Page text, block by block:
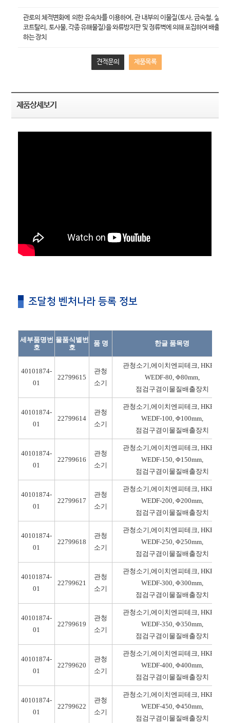
관로의 체적변화에 의한 유속차를 이용하여, 관 내부의 이물질(토사, 금속철, 실
코트탈리, 토사물, 각종 유해물질)을 와류방지판 및 정류벽에 의해 포집하여 배출
하는 장치
견적문의 제품목록
제품상세보기
조달청 벤처나라 등록 정보
세부품명번
호
물품식별번
호
품 명 한글 품목명
40101874-
01
22799615
관청
소기
관청소기,에이치엔피테크, HKP-S-
WEDF-80, Φ80mm,
점검구겸이물질배출장치
40101874-
01
22799614
관청
소기
관청소기,에이치엔피테크, HKP-S-
WEDF-100, Φ100mm,
점검구겸이물질배출장치
40101874-
01
22799616
관청
소기
관청소기,에이치엔피테크, HKP-S-
WEDF-150, Φ150mm,
점검구겸이물질배출장치
40101874-
01
22799617
관청
소기
관청소기,에이치엔피테크, HKP-S-
WEDF-200, Φ200mm,
점검구겸이물질배출장치
40101874-
01
22799618
관청
소기
관청소기,에이치엔피테크, HKP-S-
WEDF-250, Φ250mm,
점검구겸이물질배출장치
40101874-
01
22799621
관청
소기
관청소기,에이치엔피테크, HKP-S-
WEDF-300, Φ300mm,
점검구겸이물질배출장치
40101874-
01
22799619
관청
소기
관청소기,에이치엔피테크, HKP-S-
WEDF-350, Φ350mm,
점검구겸이물질배출장치
40101874-
01
22799620
관청
소기
관청소기,에이치엔피테크, HKP-S-
WEDF-400, Φ400mm,
점검구겸이물질배출장치
40101874-
01
22799622
관청
소기
관청소기,에이치엔피테크, HKP-S-
WEDF-450, Φ450mm,
점검구겸이물질배출장치